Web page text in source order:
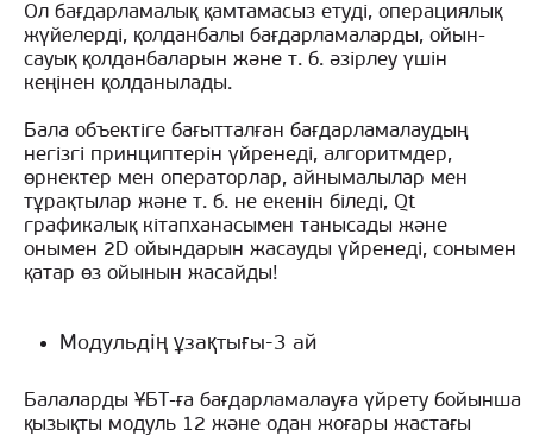
Ол бағдарламалық қамтамасыз етуді, операциялық
жүйелерді, қолданбалы бағдарламаларды, ойын-
сауық қолданбаларын және т. б. әзірлеу үшін
кеңінен қолданылады.
Бала объектіге бағытталған бағдарламалаудың
негізгі принциптерін үйренеді, алгоритмдер,
өрнектер мен операторлар, айнымалылар мен
тұрақтылар және т. б. не екенін біледі, Qt
графикалық кітапханасымен танысады және
онымен 2D ойындарын жасауды үйренеді, сонымен
қатар өз ойынын жасайды!
Модульдің ұзақтығы-3 ай
Балаларды ҰБТ-ға бағдарламалауға үйрету бойынша
қызықты модуль 12 және одан жоғары жастағы